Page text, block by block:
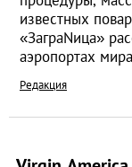
известных
«ЗаграNица»
аэропортах
Редакция